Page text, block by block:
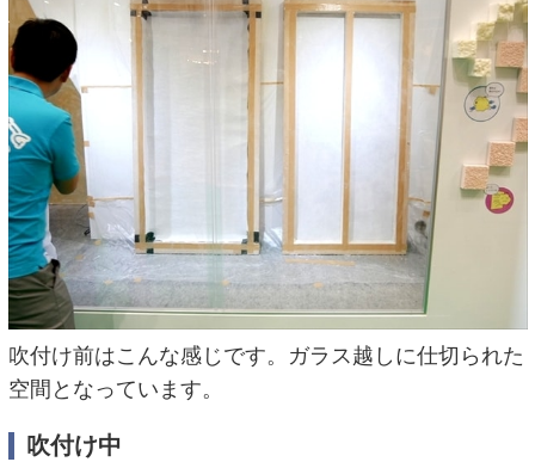
吹付け前はこんな感じです。ガラス越しに仕切られた
空間となっています。
吹付け中